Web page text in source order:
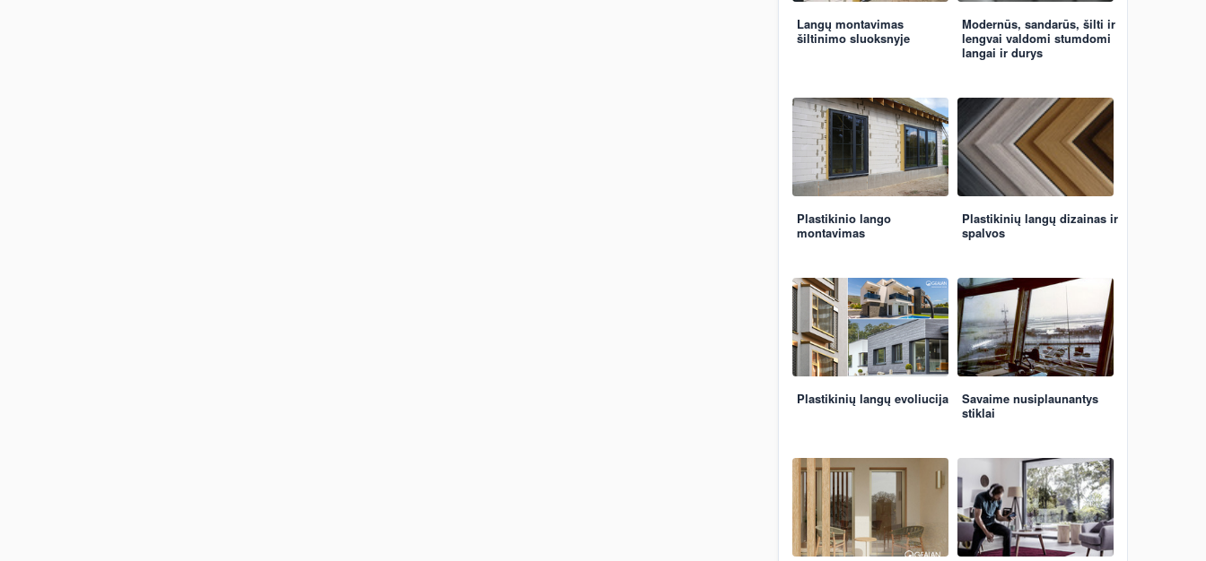
Langų montavimas
šiltinimo sluoksnyje
Modernūs, sandarūs, šilti ir
lengvai valdomi stumdomi
langai ir durys
Plastikinio lango
montavimas
Plastikinių langų dizainas ir
spalvos
Plastikinių langų evoliucija
Savaime nusiplaunantys
stiklai